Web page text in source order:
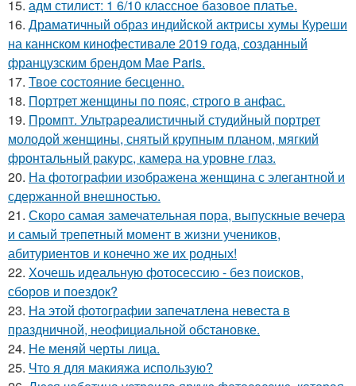
15. адм стилист: 1 6/10 классное базовое платье.
16. Драматичный образ индийской актрисы хумы Куреши
на каннском кинофестивале 2019 года, созданный
французским брендом Mae Paris.
17. Твое состояние бесценно.
18. Портрет женщины по пояс, строго в анфас.
19. Промпт. Ультрареалистичный студийный портрет
молодой женщины, снятый крупным планом, мягкий
фронтальный ракурс, камера на уровне глаз.
20. На фотографии изображена женщина с элегантной и
сдержанной внешностью.
21. Скоро самая замечательная пора, выпускные вечера
и самый трепетный момент в жизни учеников,
абитуриентов и конечно же их родных!
22. Хочешь идеальную фотосессию - без поисков,
сборов и поездок?
23. На этой фотографии запечатлена невеста в
праздничной, неофициальной обстановке.
24. Не меняй черты лица.
25. Что я для макияжа использую?